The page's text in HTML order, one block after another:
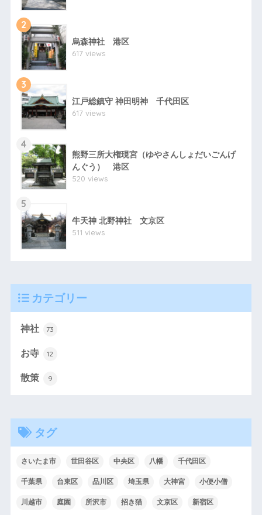
2
烏森神社 港区
617 views
3
江戸総鎮守 神田明神 千代田区
617 views
4
熊野三所大権現宮（ゆやさんしょだいごんげ
んぐう） 港区
520 views
5
牛天神 北野神社 文京区
511 views
カテゴリー
神社 73
お寺 12
散策 9
タグ
さいたま市 世田谷区 中央区 八幡 千代田区
千葉県 台東区 品川区 埼玉県 大神宮 小便小僧
川越市 庭園 所沢市 招き猫 文京区 新宿区